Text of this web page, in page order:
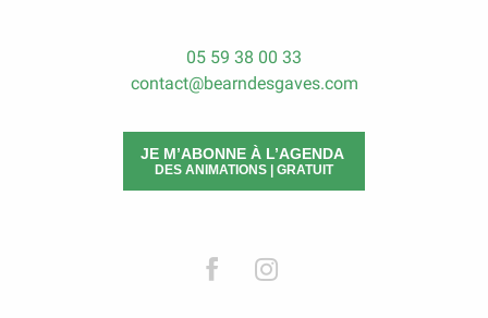
05 59 38 00 33
contact@bearndesgaves.com
JE M’ABONNE À L’AGENDA
DES ANIMATIONS | GRATUIT